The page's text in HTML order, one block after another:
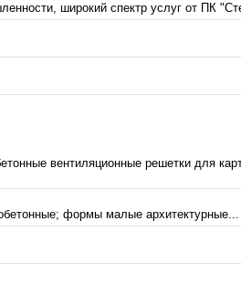
широкий спектр услуг от ПК
вентиляционные решетки для
формы малые архитектурные...